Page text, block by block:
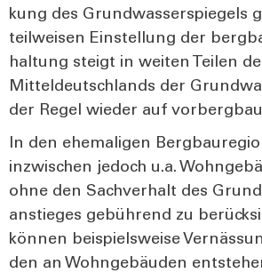
kung des Grund­was­ser­spie­gels
teil­wei­sen Ein­stel­lung der
hal­tung steigt in wei­ten Tei­len
Mit­tel­deutsch­lands der
der Regel wie­der auf
In den ehe­ma­li­gen
inzwi­schen jedoch u.a.
ohne den Sach­ver­halt des
an­stie­ges gebüh­rend zu
kön­nen bei­spiels­wei­se
den an Wohn­ge­bäu­den